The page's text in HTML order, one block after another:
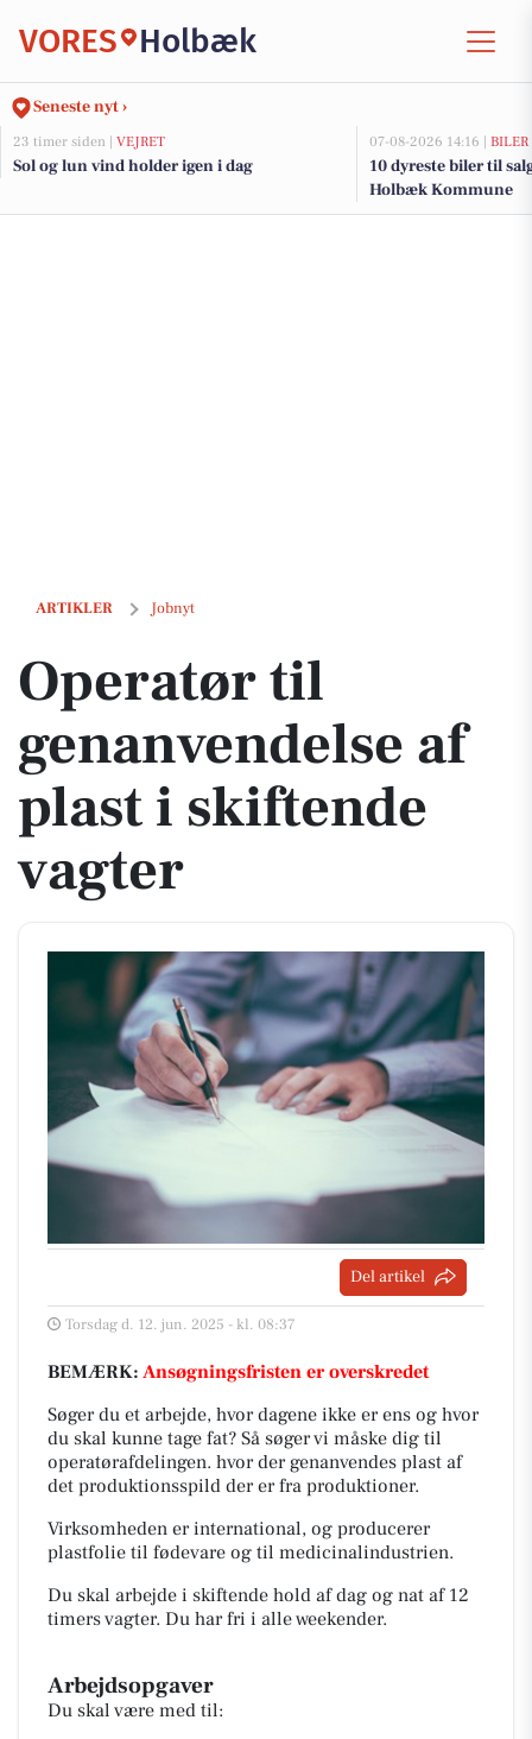
VORES Holbæk
Seneste nyt ›
23 timer siden | VEJRET
Sol og lun vind holder igen i dag
07-08-2026 14:16 | BILER
10 dyreste biler til
Holbæk Kommune
ARTIKLER Jobnyt
Operatør til genanvendelse af plast i skiftende vagter
Operatør til
genanvendelse af
plast i skiftende
vagter
Del artikel
Torsdag d. 12. jun. 2025 - kl. 08:37
BEMÆRK: Ansøgningsfristen er overskredet
Søger du et arbejde, hvor dagene ikke er ens og hvor
du skal kunne tage fat? Så søger vi måske dig til
operatørafdelingen. hvor der genanvendes plast af
det produktionsspild der er fra produktioner.
Virksomheden er international, og producerer
plastfolie til fødevare og til medicinalindustrien.
Du skal arbejde i skiftende hold af dag og nat af 12
timers vagter. Du har fri i alle weekender.
Arbejdsopgaver
Du skal være med til: